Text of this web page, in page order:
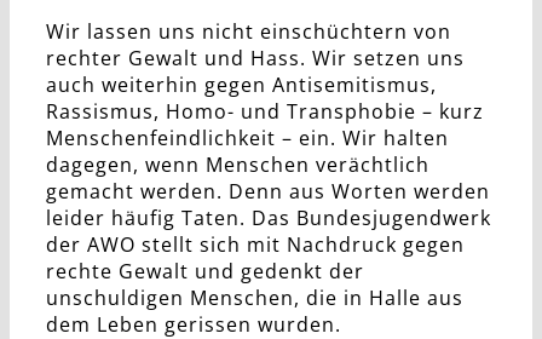
Wir lassen uns nicht einschüchtern von
rechter Gewalt und Hass. Wir setzen uns
auch weiterhin gegen Antisemitismus,
Rassismus, Homo- und Transphobie – kurz
Menschenfeindlichkeit – ein. Wir halten
dagegen, wenn Menschen verächtlich
gemacht werden. Denn aus Worten werden
leider häufig Taten. Das Bundesjugendwerk
der AWO stellt sich mit Nachdruck gegen
rechte Gewalt und gedenkt der
unschuldigen Menschen, die in Halle aus
dem Leben gerissen wurden.